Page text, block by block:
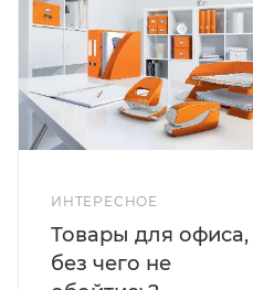
ИНТЕРЕСНОЕ
Товары для офиса,
без чего не